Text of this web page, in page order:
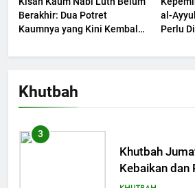
Berakhir: Dua Potret
Kaumnya yang Kini Kembali
al-
Perlu
(2)
Khutbah
Berjaya?
KHUTBAH
Khutbah
Limpahan
3
Khutbah
Kebaikan dan
dalam Jiwa